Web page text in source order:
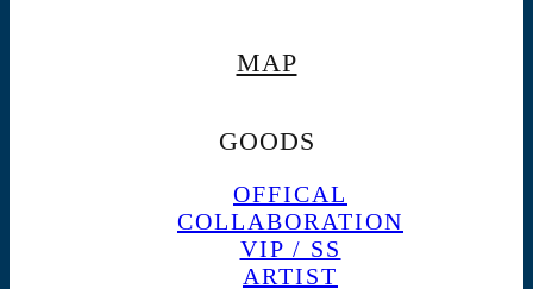
MAP
GOODS
OFFICAL
COLLABORATION
VIP / SS
ARTIST